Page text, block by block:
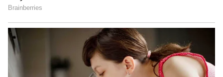
அந்த பையன் செம டேலண்ட்.. உலக
ஆடவைக்கணும்..! இந்திய இளம்
வீரருக்கு பிரெட் லீ ஆதரவுக்குரல்